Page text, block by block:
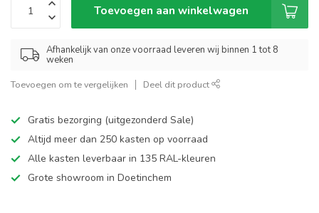
Toevoegen aan winkelwagen
Afhankelijk van onze voorraad leveren wij binnen 1 tot 8
weken
Toevoegen om te vergelijken Deel dit product
Gratis bezorging (uitgezonderd Sale)
Altijd meer dan 250 kasten op voorraad
Alle kasten leverbaar in 135 RAL-kleuren
Grote showroom in Doetinchem